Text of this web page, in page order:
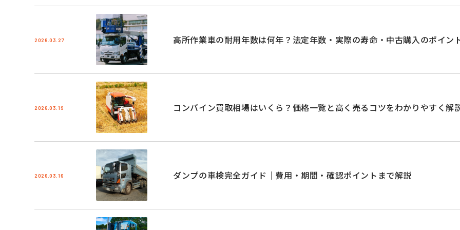
2026.03.27 高所作業車の耐用年数は何年？法定年数・実際の寿命・中古購入のポイン
2026.03.19 コンバイン買取相場はいくら？価格一覧と高く売るコツをわかりやすく解
2026.03.16 ダンプの車検完全ガイド｜費用・期間・確認ポイントまで解説